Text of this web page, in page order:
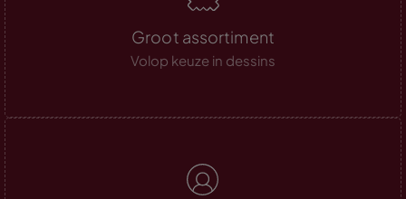
Groot assortiment
Volop keuze in dessins